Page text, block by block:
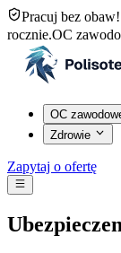
Pracuj bez
rocznie.OC
OC
Zdrowie
Zapytaj o ofertę